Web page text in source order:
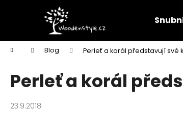
Domů Blog Perleť a korál představují své
Perleť a korál
23.9.2018
í
Zpět
do
obchodu
Zpět
do
obchodu